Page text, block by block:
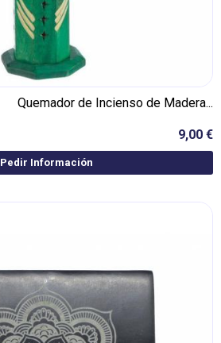
Quemador de Incienso de Madera...
9,00 €
Pedir Información